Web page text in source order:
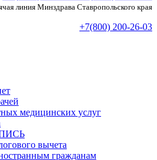
линия Минздрава Ставропольского края
+7(800) 200-26-03
медицинских услуг
вычета
гражданам